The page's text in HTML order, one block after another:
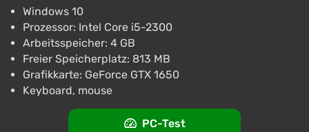
Kollisionen, Tricks und einen spannenden Kampf auf
Strecken, die auf ständigen Chaos und Risiko
ausgelegt sind. Neben dem Einzelspielermodus
unterstützt das Spiel den lokalen Koop-Modus, der
es ermöglicht, Rennen gemeinsam auf einem
Bildschirm im Geiste klassischer Arcade-Rennen zu
absolvieren.
Windows 10
Prozessor: Intel Core i5-2300
Arbeitsspeicher: 4 GB
Freier Speicherplatz: 813 MB
Grafikkarte: GeForce GTX 1650
Keyboard, mouse
PC-Test